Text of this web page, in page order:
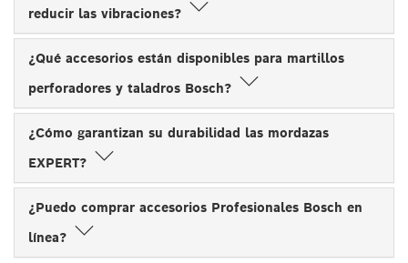
reducir las vibraciones?
¿Qué accesorios están disponibles para martillos
perforadores y taladros Bosch?
¿Cómo garantizan su durabilidad las mordazas
EXPERT?
¿Puedo comprar accesorios Profesionales Bosch en
línea?